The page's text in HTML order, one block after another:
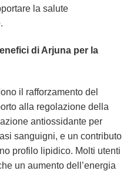
la salute
di Arjuna per la
il rafforzamento del
alla regolazione della
antiossidante per
sanguigni, e un contributo
profilo lipidico. Molti utenti
un aumento dell’energia